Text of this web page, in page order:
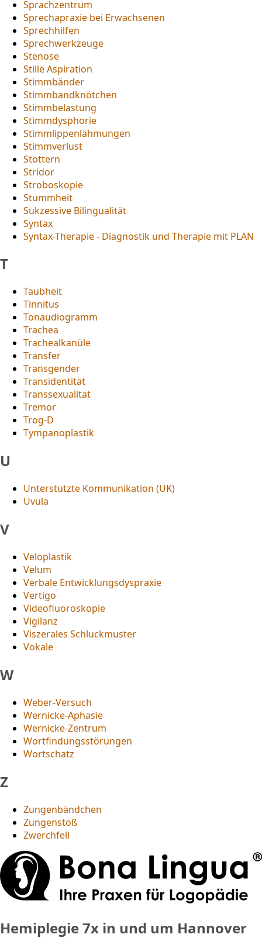
Sprachzentrum
Sprechapraxie bei Erwachsenen
Sprechhilfen
Sprechwerkzeuge
Stenose
Stille Aspiration
Stimmbänder
Stimmbandknötchen
Stimmbelastung
Stimmdysphorie
Stimmlippenlähmungen
Stimmverlust
Stottern
Stridor
Stroboskopie
Stummheit
Sukzessive Bilingualität
Syntax
Syntax-Therapie - Diagnostik und Therapie mit PLAN
T
Taubheit
Tinnitus
Tonaudiogramm
Trachea
Trachealkanüle
Transfer
Transgender
Transidentität
Transsexualität
Tremor
Trog-D
Tympanoplastik
U
Unterstützte Kommunikation (UK)
Uvula
V
Veloplastik
Velum
Verbale Entwicklungsdyspraxie
Vertigo
Videofluoroskopie
Vigilanz
Viszerales Schluckmuster
Vokale
W
Weber-Versuch
Wernicke-Aphasie
Wernicke-Zentrum
Wortfindungsstörungen
Wortschatz
Z
Zungenbändchen
Zungenstoß
Zwerchfell
Hemiplegie7x in und um Hannover